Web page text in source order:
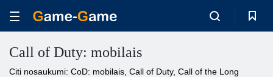
Call of Duty: mobilais
Citi nosaukumi: CoD: mobilais, Call of Duty, Call of the Long